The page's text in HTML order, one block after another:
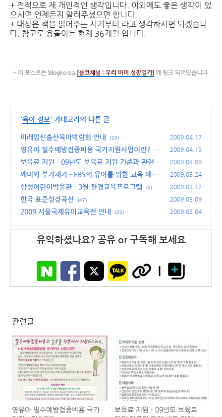
+ 전적으로 제 개인적인 생각입니다. 이외에도 좋은 생각이 있
으시면 언제든지 알려주셨으면 합니다.
+ 대상은 책을 읽어주는 시기부터 라고 생각하시면 되겠습니
다. 참고로 용돌이는 현재 36개월 입니다.
* 이 포스트는 blogkorea [블코채널 : 우리 아이 성장일기] 에 링크 되어있습니다.
'육아 정보' 카테고리의 다른 글
미래임신출산육아박람회 안내 (10) 2009.04.17
영유아 필수예방접종비용 국가지원사업이란?
(2
6)
2009.04.15
보육료 지원 - 09년도 보육료 지원 기준과 관련
내용 정리
(14)
2009.04.08
깨미와 부카채카 - EBS의 유아를 위한 교육 애니
메이션
(31)
2009.03.24
삼성어린이박물관 - 3월 환경교육프로그램 (2) 2009.03.12
한국 표준성장곡선 (47) 2009.03.09
2009 서울국제유아교육전 안내 (22) 2009.03.04
유익하셨나요? 공유 or 구독해 보세요
관련글
영유아 필수예방접종비용 국가
보육료 지원 - 09년도 보육료